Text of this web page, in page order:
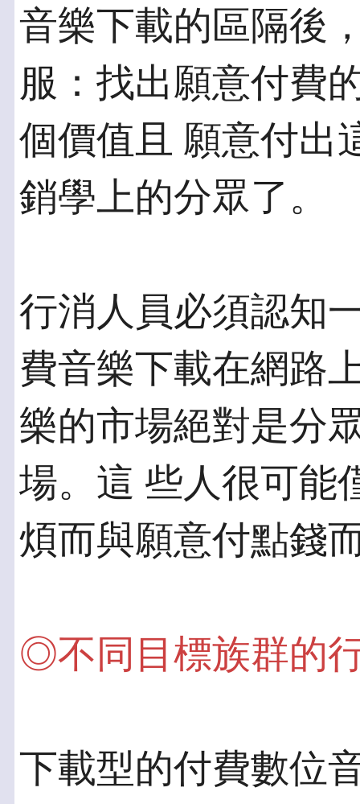
音樂下載的區隔後
服：找出願意付費
個價值且 願意付出
銷學上的分眾了。
行消人員必須認知
費音樂下載在網路
樂的市場絕對是分
場。這 些人很可能
煩而與願意付點錢
◎不同目標族群的
下載型的付費數位